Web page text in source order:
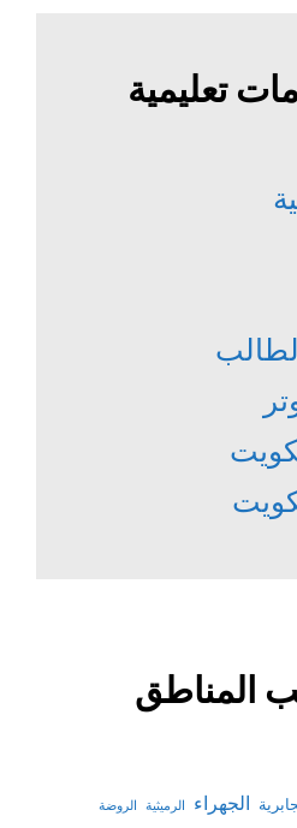
تعليمية
المناطق
الجهراء الرميثية الروضة